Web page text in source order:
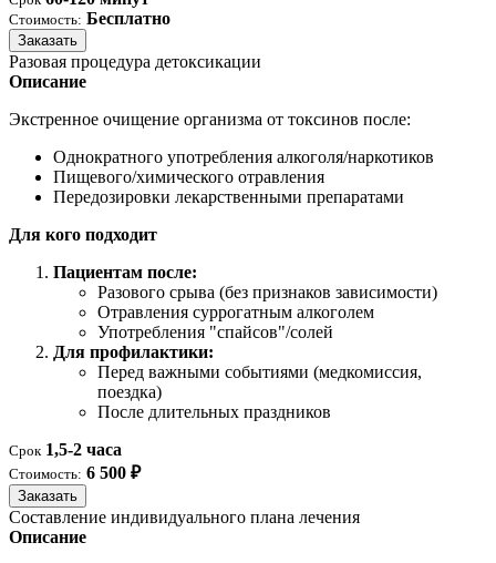
Стоимость: Бесплатно
Заказать
Разовая процедура детоксикации
Описание
Экстренное очищение организма от токсинов после:
Однократного употребления алкоголя/наркотиков
Пищевого/химического отравления
Передозировки лекарственными препаратами
Для кого подходит
Пациентам после:
Разового срыва (без признаков зависимости)
Отравления суррогатным алкоголем
Употребления "спайсов"/солей
Для профилактики:
Перед важными событиями (медкомиссия,
поездка)
После длительных праздников
Срок 1,5-2 часа
Стоимость: 6 500 ₽
Заказать
Составление индивидуального плана лечения
Описание